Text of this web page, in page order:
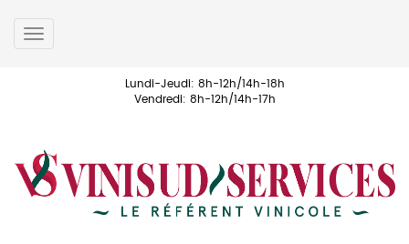
Toggle
navigation
Lundi-Jeudi: 8h-12h/14h-18h
Vendredi: 8h-12h/14h-17h